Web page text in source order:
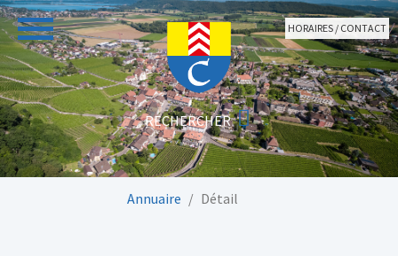
Aller au contenu principal
HORAIRES / CONTACT
Annuaire Détail